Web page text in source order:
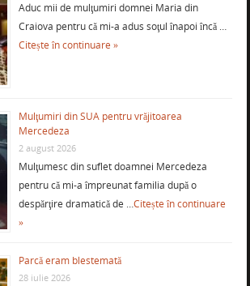
Aduc mii de mulţumiri domnei Maria din
Craiova pentru că mi-a adus soţul înapoi încă …
Citește în continuare »
Mulţumiri din SUA pentru vrăjitoarea
Mercedeza
2 august 2026
Mulţumesc din suflet doamnei Mercedeza
pentru că mi-a împreunat familia după o
despărţire dramatică de …Citește în continuare
»
Parcă eram blestemată
28 iulie 2026